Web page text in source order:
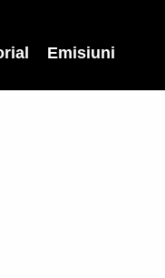
Emisiuni